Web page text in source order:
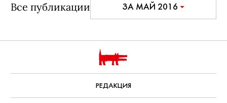
Все публикации ЗА МАЙ 2016
РЕДАКЦИЯ